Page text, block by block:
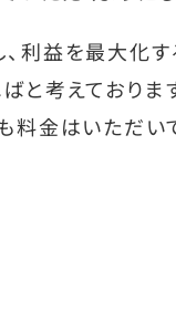
利益を最大化
と考えており
料金はいただ